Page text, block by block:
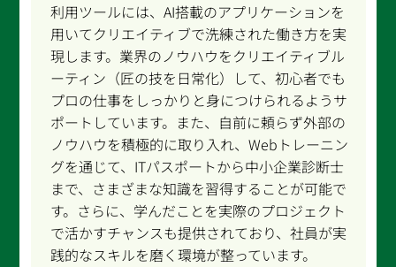
利用ツールには、AI搭載のアプリケーションを
用いてクリエイティブで洗練された働き方を実
現します。業界のノウハウをクリエイティブル
ーティン（匠の技を日常化）して、初心者でも
プロの仕事をしっかりと身につけられるようサ
ポートしています。また、自前に頼らず外部の
ノウハウを積極的に取り入れ、Webトレーニン
グを通じて、ITパスポートから中小企業診断士
まで、さまざまな知識を習得することが可能で
す。さらに、学んだことを実際のプロジェクト
で活かすチャンスも提供されており、社員が実
践的なスキルを磨く環境が整っています。